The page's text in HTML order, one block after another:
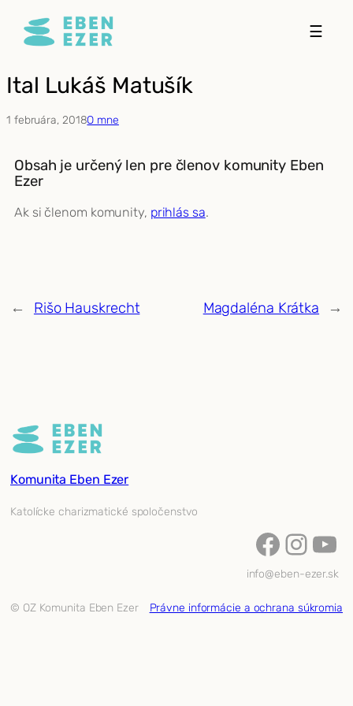
Prejsť
☰
Ital Lukáš Matušík
1 februára, 2018O mne
Obsah je určený len pre členov komunity Eben
Ezer
Ak si členom komunity, prihlás sa.
← Rišo Hauskrecht Magdaléna Krátka →
Komunita Eben Ezer
Katolícke charizmatické spoločenstvo
Facebook InstagramYouTube
info@eben-ezer.sk
© OZ Komunita Eben Ezer Právne informácie a ochrana súkromia